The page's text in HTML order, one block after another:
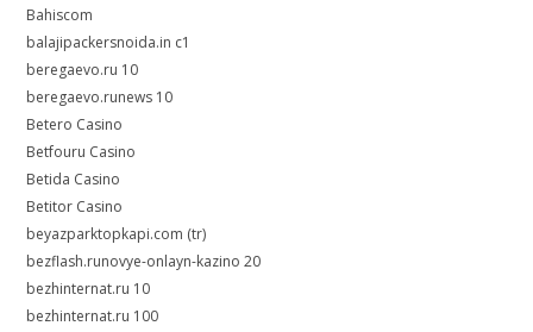
Bahiscom
balajipackersnoida.in c1
beregaevo.ru 10
beregaevo.runews 10
Betero Casino
Betfouru Casino
Betida Casino
Betitor Casino
beyazparktopkapi.com (tr)
bezflash.runovye-onlayn-kazino 20
bezhinternat.ru 10
bezhinternat.ru 100